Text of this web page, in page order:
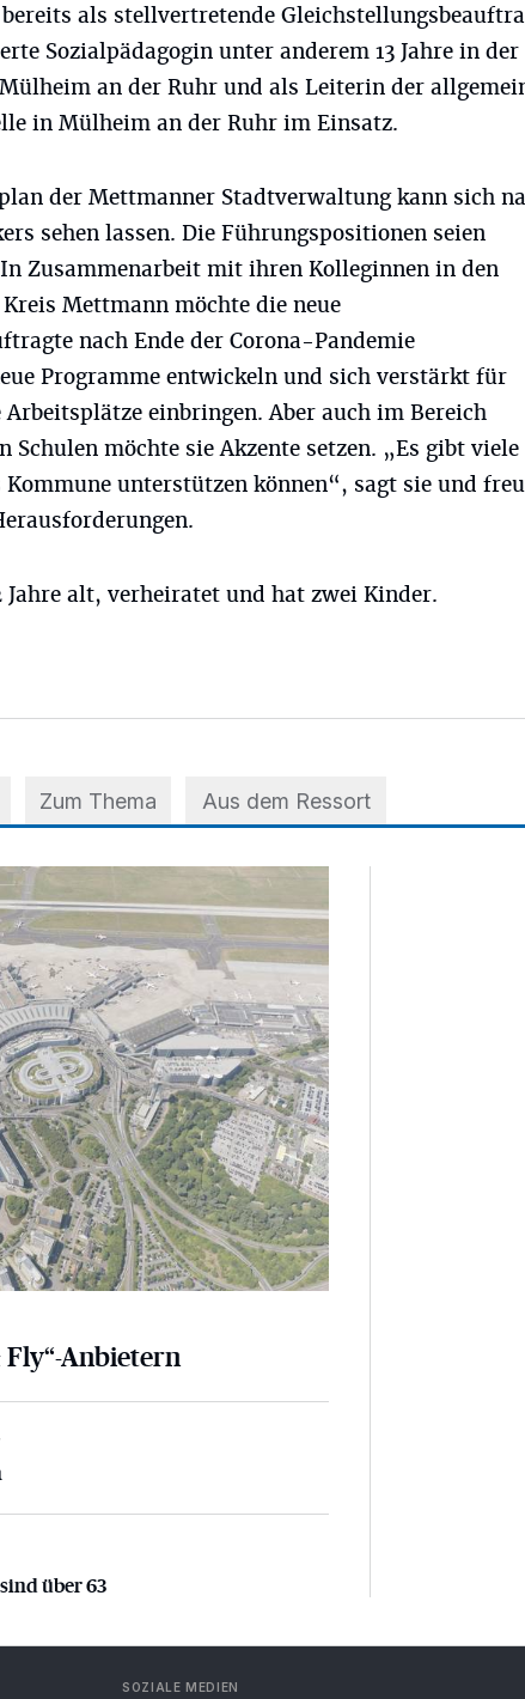
als stellvertretende
Sozialpädagogin unter anderem 13 Jahre in der
an der Ruhr und als Leiterin der
in Mülheim an der Ruhr im Einsatz.
der Mettmanner Stadtverwaltung kann sich
sehen lassen. Die Führungspositionen seien
Zusammenarbeit mit ihren Kolleginnen in den
Mettmann möchte die neue
nach Ende der Corona-Pandemie
Programme entwickeln und sich verstärkt für
einbringen. Aber auch im Bereich
Schulen möchte sie Akzente setzen. „Es gibt viele
unterstützen können“, sagt sie und
alt, verheiratet und hat zwei Kinder.
Zum Thema Aus dem Ressort
Anbietern
über 63
über 63
SOZIALE MEDIEN